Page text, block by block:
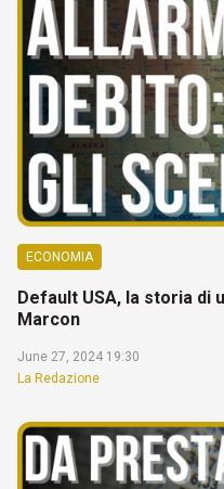
ECONOMIA
Default USA, la storia di
Marcon
June 27, 2024 19:30
La Redazione